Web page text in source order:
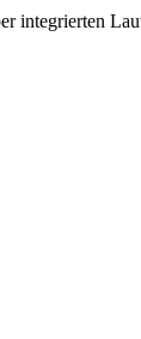
integrierten